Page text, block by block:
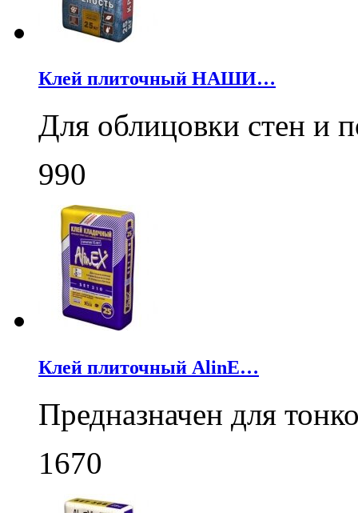
Клей плиточный НАШИ…
Для облицовки стен и
990
Клей плиточный AlinE…
Предназначен для
1670